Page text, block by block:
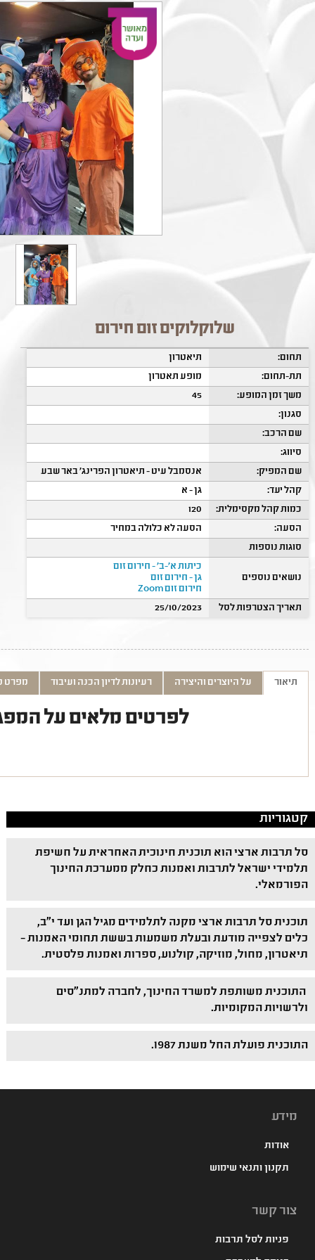
שלוקלוקים זום חירום
תחום:
תיאטרון
תת-תחום:
מופע תאטרון
משך זמן המופע:
45
סגנון:
שם הרכב:
סיווג:
שם המפיק:
אנסמבל עיט - תיאטרון הפרינג' באר שבע
קהל יעד:
גן - א
כמות קהל מקסימלית:
120
הסעה:
הסעה לא כלולה במחיר
סוגות נוספות
נושאים נוספים
כיתות א'-ב' - חירום זום
גן - חירום זום
חירום זום Zoom
תאריך הצטרפות לסל
25/10/2023
תיאור על היוצרים והיצירה רעיונות לדיון הכנה ועיבוד מפרט
לפרטים מלאים על
קטגוריות
סל תרבות ארצי הוא תוכנית חינוכית האחראית על חשיפת
תלמידי ישראל לתרבות ואמנות כחלק ממערכת החינוך
הפורמאלי.
תוכנית סל תרבות ארצי מקנה לתלמידים מגיל הגן ועד י"ב,
כלים לצפייה מודעת ובעלת משמעות בששת תחומי האמנות –
תיאטרון, מחול, מוזיקה, קולנוע, ספרות ואמנות פלסטית.
התוכנית משותפת למשרד החינוך, לחברה למתנ"סים
ולרשויות המקומיות.
התוכנית פועלת החל משנת 1987.
מידע
אודות
תקנון ותנאי שימוש
צור קשר
פניות לסל תרבות